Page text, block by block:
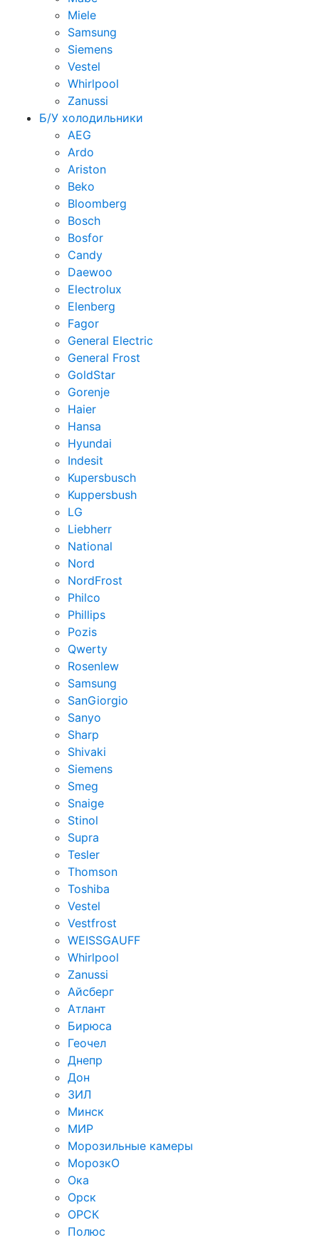
Miele
Samsung
Siemens
Vestel
Whirlpool
Zanussi
Б/У холодильники
AEG
Ardo
Ariston
Beko
Bloomberg
Bosch
Bosfor
Candy
Daewoo
Electrolux
Elenberg
Fagor
General Electric
General Frost
GoldStar
Gorenje
Haier
Hansa
Hyundai
Indesit
Kupersbusch
Kuppersbush
LG
Liebherr
National
Nord
NordFrost
Philco
Phillips
Pozis
Qwerty
Rosenlew
Samsung
SanGiorgio
Sanyo
Sharp
Shivaki
Siemens
Smeg
Snaige
Stinol
Supra
Tesler
Thomson
Toshiba
Vestel
Vestfrost
WEISSGAUFF
Whirlpool
Zanussi
Айсберг
Атлант
Бирюса
Геочел
Днепр
Дон
ЗИЛ
Минск
МИР
Морозильные камеры
МорозкО
Ока
Орск
ОРСК
Полюс